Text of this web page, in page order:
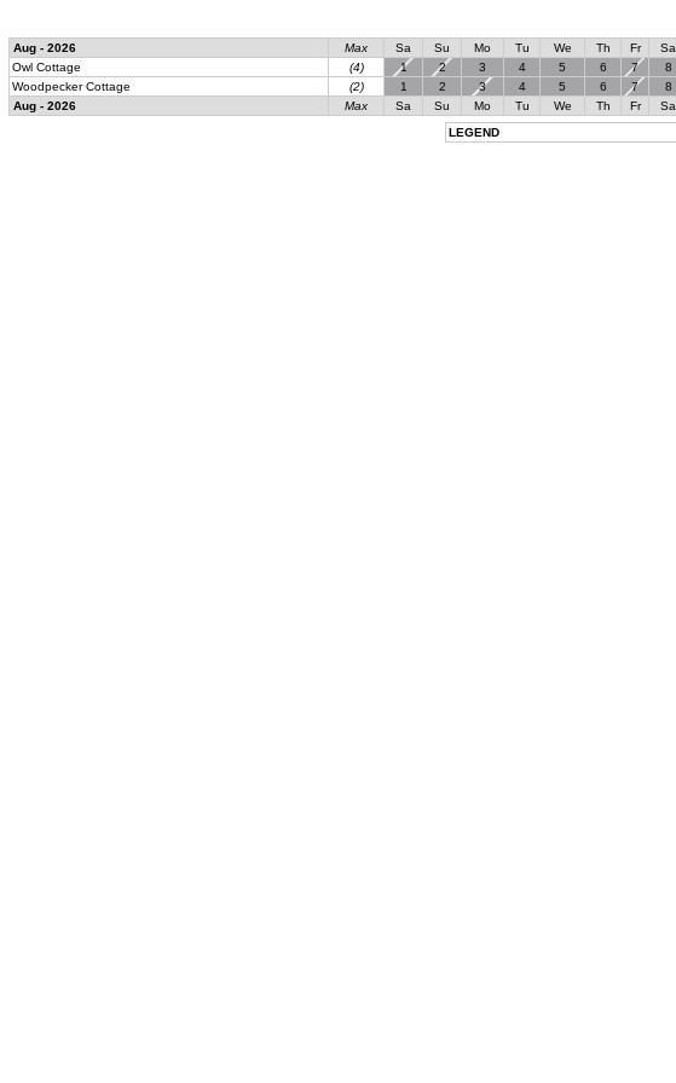
Aug - 2026 Max Sa Su Mo Tu We Th Fr Sa
Owl Cottage
(4) 1 2 3 4 5 6 7 8
Woodpecker Cottage
(2) 1 2 3 4 5 6 7 8
Aug - 2026
Max Sa Su Mo Tu We Th Fr Sa
LEGEND